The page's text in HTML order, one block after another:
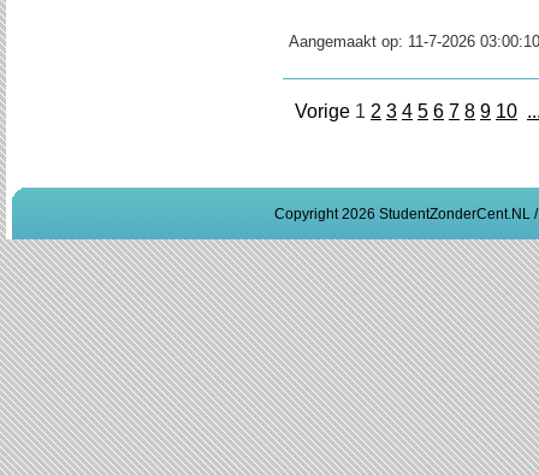
Aangemaakt op: 11-7-2026 03:00:10
Vorige 1 2 3 4 5 6 7 8 9 10
Copyright 2026 StudentZonderCent.NL